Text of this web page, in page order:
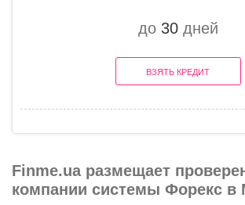
до 30дней
ВЗЯТЬ КРЕДИТ
Finme.ua размещает
компании системы Форекс в